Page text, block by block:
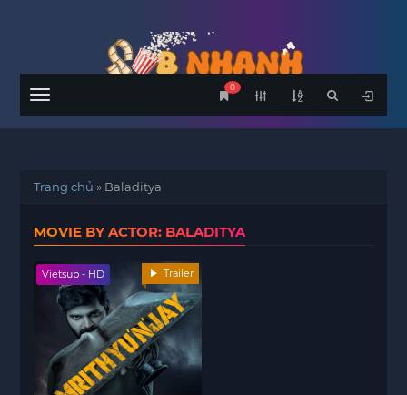
Menu
0
Trang chủ » Baladitya
MOVIE BY ACTOR: BALADITYA
Vietsub - HD Trailer